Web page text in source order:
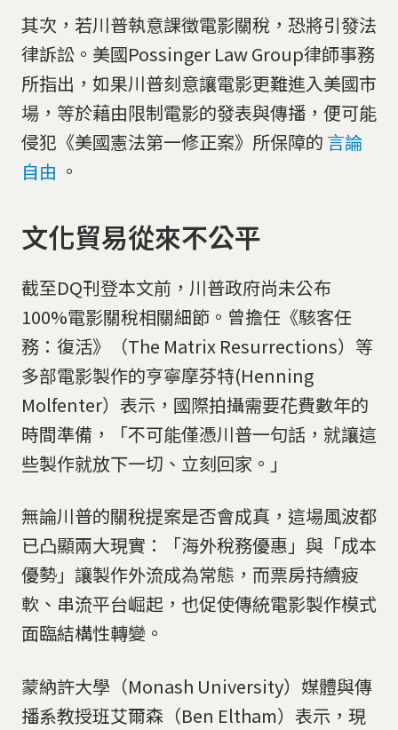
其次，若川普執意課徵電影關稅，恐將引發法
律訴訟。美國Possinger Law Group律師事務
所指出，如果川普刻意讓電影更難進入美國市
場，等於藉由限制電影的發表與傳播，便可能
侵犯《美國憲法第一修正案》所保障的 言論
自由 。
文化貿易從來不公平
截至DQ刊登本文前，川普政府尚未公布
100%電影關稅相關細節。曾擔任《駭客任
務：復活》（The Matrix Resurrections）等
多部電影製作的亨寧摩芬特(Henning
Molfenter）表示，國際拍攝需要花費數年的
時間準備，「不可能僅憑川普一句話，就讓這
些製作就放下一切、立刻回家。」
無論川普的關稅提案是否會成真，這場風波都
已凸顯兩大現實：「海外稅務優惠」與「成本
優勢」讓製作外流成為常態，而票房持續疲
軟、串流平台崛起，也促使傳統電影製作模式
面臨結構性轉變。
蒙納許大學（Monash University）媒體與傳
播系教授班艾爾森（Ben Eltham）表示，現